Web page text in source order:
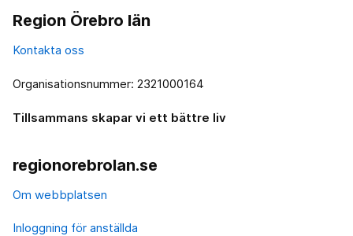
Region Örebro län
Kontakta oss
Organisationsnummer: 2321000164
Tillsammans skapar vi ett bättre liv
regionorebrolan.se
Om webbplatsen
Inloggning för anställda